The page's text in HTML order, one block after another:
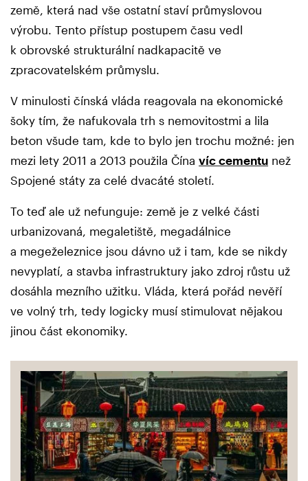
země, která nad vše ostatní staví průmyslovou
výrobu. Tento přístup postupem času vedl
k obrovské strukturální nadkapacitě ve
zpracovatelském průmyslu.
V minulosti čínská vláda reagovala na ekonomické
šoky tím, že nafukovala trh s nemovitostmi a lila
beton všude tam, kde to bylo jen trochu možné: jen
mezi lety 2011 a 2013 použila Čína víc cementu než
Spojené státy za celé dvacáté století.
To teď ale už nefunguje: země je z velké části
urbanizovaná, megaletiště, megadálnice
a megeželeznice jsou dávno už i tam, kde se nikdy
nevyplatí, a stavba infrastruktury jako zdroj růstu už
dosáhla mezního užitku. Vláda, která pořád nevěří
ve volný trh, tedy logicky musí stimulovat nějakou
jinou část ekonomiky.